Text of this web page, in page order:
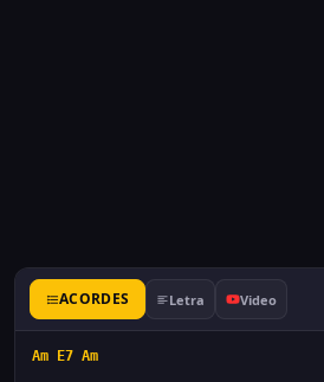
ACORDES Letra Video
Am E7 Am